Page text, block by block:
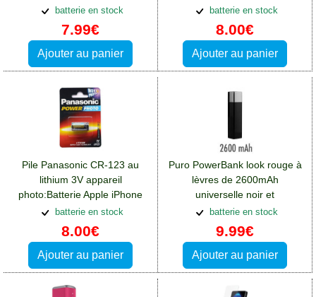
batterie en stock
7.99€
Ajouter au panier
Pro Max
batterie en stock
8.00€
Ajouter au panier
Pile Panasonic CR-123 au
lithium 3V appareil
photo:Batterie Apple iPhone
13 Pro Max
batterie en stock
8.00€
Ajouter au panier
Puro PowerBank look rouge à
lèvres de 2600mAh
universelle noir et
argent:Batterie Apple iPhone
13 Pro Max
batterie en stock
9.99€
Ajouter au panier